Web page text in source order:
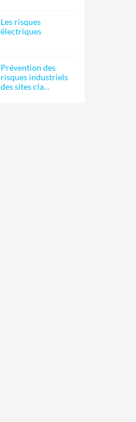
Les risques
électriques
Prévention des
risques industriels
des sites cla…